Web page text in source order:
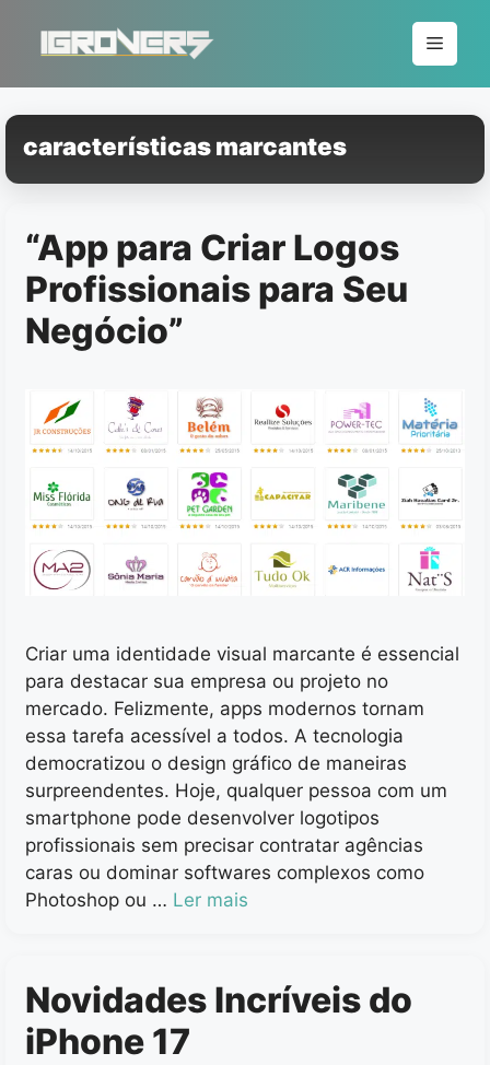
conteúdo
Menu
características marcantes
“App para Criar Logos
Profissionais para Seu
Negócio”
Criar uma identidade visual marcante é essencial
para destacar sua empresa ou projeto no
mercado. Felizmente, apps modernos tornam
essa tarefa acessível a todos. A tecnologia
democratizou o design gráfico de maneiras
surpreendentes. Hoje, qualquer pessoa com um
smartphone pode desenvolver logotipos
profissionais sem precisar contratar agências
caras ou dominar softwares complexos como
Photoshop ou … Ler mais
Novidades Incríveis do
iPhone 17